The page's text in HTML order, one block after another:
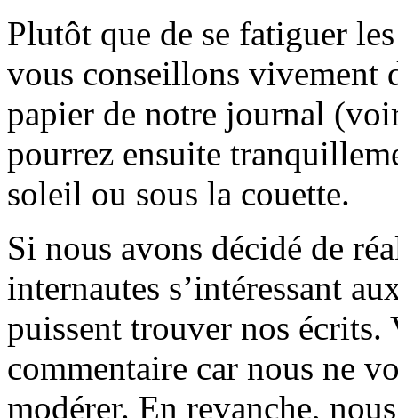
Plutôt que de se fatiguer
vous conseillons vivement
papier de notre journal
pourrez ensuite
soleil ou sous la couette.
Si nous avons décidé de
internautes s’intéressant
puissent trouver nos écrits.
commentaire car nous ne
modérer. En revanche,